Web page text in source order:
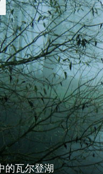
的瓦尔登湖